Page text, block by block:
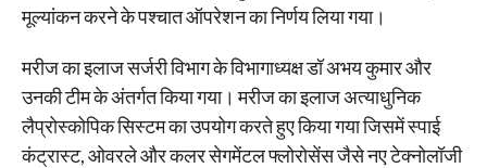
मूल्यांकन करने के पश्चात ऑपरेशन का निर्णय लिया गया।
मरीज का इलाज सर्जरी विभाग के विभागाध्यक्ष डॉ अभय कुमार और
उनकी टीम के अंतर्गत किया गया। मरीज का इलाज अत्याधुनिक
लैप्रोस्कोपिक सिस्टम का उपयोग करते हुए किया गया जिसमें स्पाई
कंट्रास्ट, ओवरले और कलर सेगमेंटल फ्लोरोसेंस जैसे नए टेक्नोलॉजी